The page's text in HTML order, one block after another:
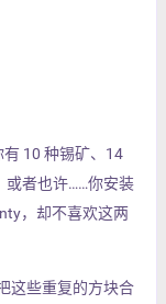
10 种锡矿、14
或者也许……你安装
，却不喜欢这两
这些重复的方块合